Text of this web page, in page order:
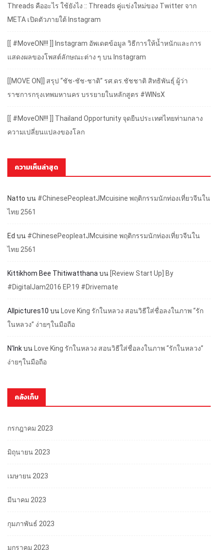
Threads คืออะไร ใช้ยังไง :: Threads คู่แข่งใหม่ของ Twitter จาก
META เปิดตัวภายใต้ Instagram
[[ #MoveON!!! ]] Instagram อัพเดตข้อมูล วิธีการให้น้ำหนักและการ
แสดงผลของโพสต์ลักษณะต่าง ๆ บน Instagram
[[MOVE ON]] สรุป “ชัช-ชัช-ชาติ” รศ.ดร.ชัชชาติ สิทธิพันธุ์ ผู้ว่า
ราชการกรุงเทพมหานคร บรรยายในหลักสูตร #WINsX
[[ #MoveON!!! ]] Thailand Opportunity จุดยืนประเทศไทยท่ามกลาง
ความเปลี่ยนแปลงของโลก
ความเห็นล่าสุด
Natto บน #ChinesePeopleatJMcuisine พฤติกรรมนักท่องเที่ยวจีนใน
ไทย 2561
Ed บน #ChinesePeopleatJMcuisine พฤติกรรมนักท่องเที่ยวจีนใน
ไทย 2561
Kittikhom Bee Thitiwatthana บน [Review Start Up] By
#DigitalJam2016 EP.19 #Drivemate
Allpictures10 บน
Love King รักในหลวง สอนวิธีใส่ชื่อลงในภาพ “รัก
ในหลวง” ง่ายๆในมือถือ
N'Inkบน
Love King รักในหลวง สอนวิธีใส่ชื่อลงในภาพ “รักในหลวง”
ง่ายๆในมือถือ
คลังเก็บ
กรกฎาคม 2023
มิถุนายน 2023
เมษายน 2023
มีนาคม 2023
กุมภาพันธ์ 2023
มกราคม 2023